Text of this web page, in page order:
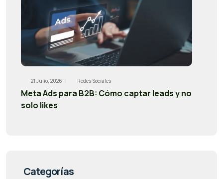
21 Julio, 2026 | Redes Sociales
Meta Ads para B2B: Cómo captar leads y no
solo likes
Categorías